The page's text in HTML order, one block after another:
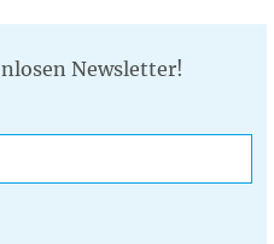
Newsletter!